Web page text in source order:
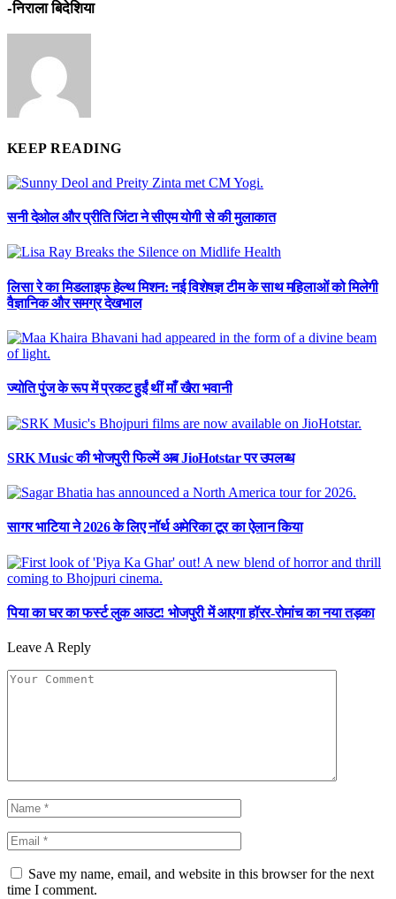
-निराला बिदेशिया
KEEP READING
सनी देओल और प्रीति जिंटा ने सीएम योगी से की मुलाकात
लिसा रे का मिडलाइफ हेल्थ मिशन: नई विशेषज्ञ टीम के साथ महिलाओं को मिलेगी
वैज्ञानिक और समग्र देखभाल
ज्योति पुंज के रूप में प्रकट हुईं थीं माँ खैरा भवानी
SRK Music की भोजपुरी फिल्में अब JioHotstar पर उपलब्ध
सागर भाटिया ने 2026 के लिए नॉर्थ अमेरिका टूर का ऐलान किया
पिया का घर का फर्स्ट लुक आउट! भोजपुरी में आएगा हॉरर-रोमांच का नया तड़का
Leave A Reply
Save my name, email, and website in this browser for the next
time I comment.